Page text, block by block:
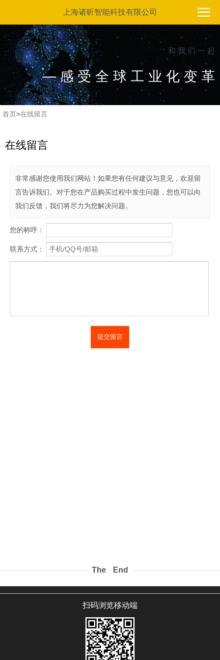
上海诸昕智能科技有限公司
和 我 们 一 起
— 感 受 全 球 工 业 化 变 革
首页>在线留言
在线留言
非常感谢您使用我们网站！如果您有任何建议与意见，欢迎留
言告诉我们。对于您在产品购买过程中发生问题，您也可以向
我们反馈，我们将尽力为您解决问题。
您的称呼：
联系方式：
The End
扫码浏览移动端